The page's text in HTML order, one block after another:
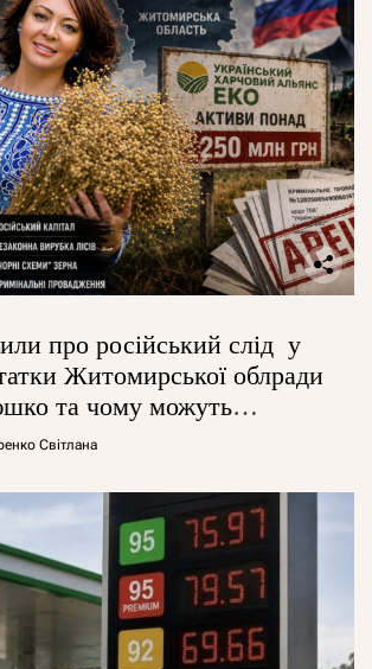
про російський слід у
Житомирської облради
та чому можуть
активи
Світлана